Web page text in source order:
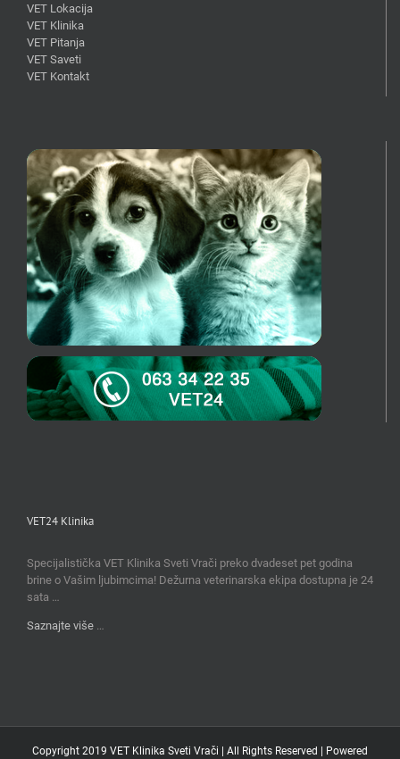
VET Lokacija
VET Klinika
VET Pitanja
VET Saveti
VET Kontakt
VET24 Klinika
Specijalistička VET Klinika Sveti Vrači preko dvadeset pet godina
brine o Vašim ljubimcima! Dežurna veterinarska ekipa dostupna je 24
sata …
Saznajte više …
Copyright 2019 VET Klinika Sveti Vrači | All Rights Reserved | Powered